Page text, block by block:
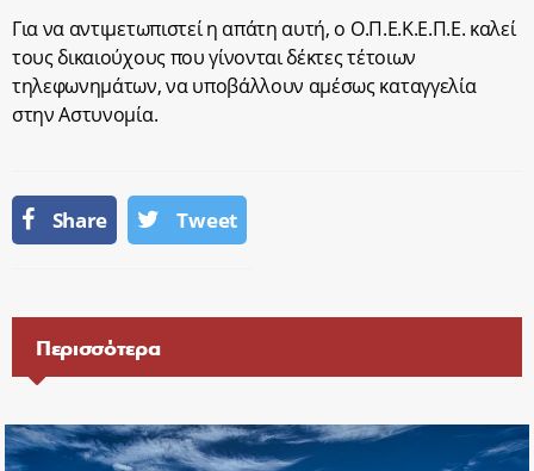
Για να αντιμετωπιστεί η απάτη αυτή, ο Ο.Π.Ε.Κ.Ε.Π.Ε. καλεί
τους δικαιούχους που γίνονται δέκτες τέτοιων
τηλεφωνημάτων, να υποβάλλουν αμέσως καταγγελία
στην Αστυνομία.
Share Tweet
Περισσότερα